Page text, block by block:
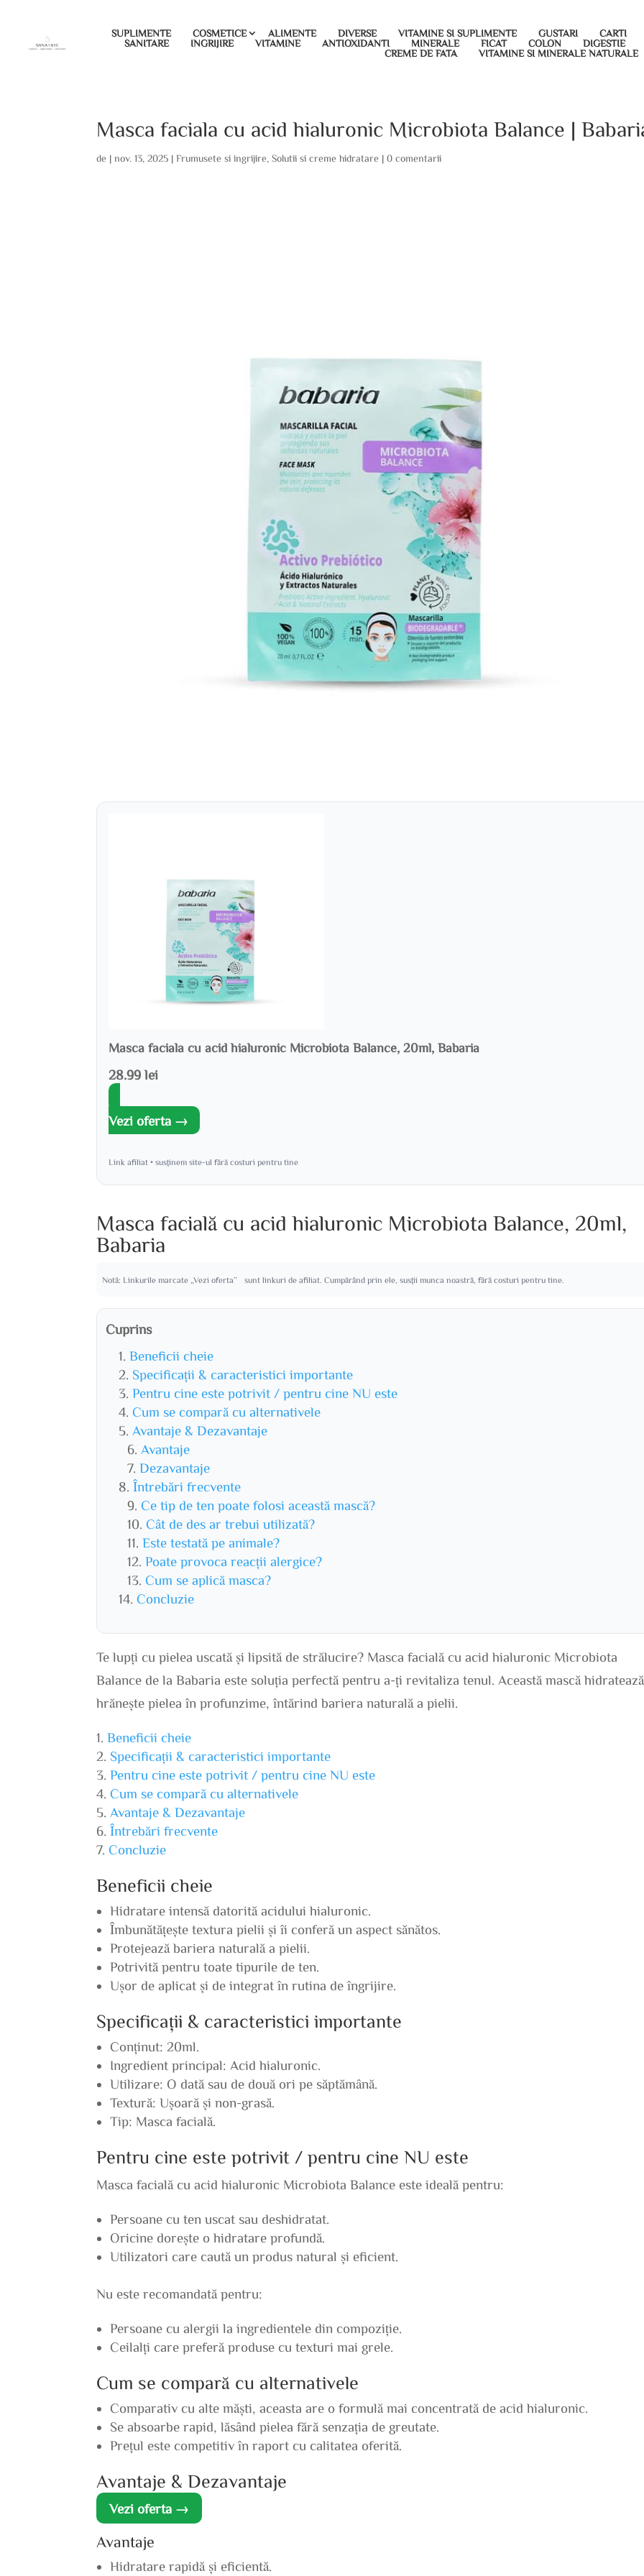
SUPLIMENTE COSMETICE ALIMENTE DIVERSE VITAMINE SI SUPLIMENTE GUSTARI
CARTI
SANITARE
INGRIJIRE VITAMINE ANTIOXIDANTI MINERALE FICAT COLON
DIGESTIE
CREME DE FATA
VITAMINE SI MINERALE NATURALE
Masca faciala cu acid hialuronic Microbiota Balance |
de |nov. 13, 2025 |Frumusete si ingrijire ,Solutii si creme hidratare |0 comentarii
Masca faciala cu acid hialuronic Microbiota Balance, 20ml, Babaria
28.99 lei
Vezi oferta →
Link afiliat • susținem site-ul fără costuri pentru tine
Masca facială cu acid hialuronic Microbiota Balance, 20ml,
Babaria
Notă: Linkurile marcate „Vezi oferta” sunt linkuri de afiliat. Cumpărând prin ele, susții munca noastră, fără costuri pentru tine.
Cuprins
Beneficii cheie
Specificații & caracteristici importante
Pentru cine este potrivit / pentru cine NU este
Cum se compară cu alternativele
Avantaje & Dezavantaje
Avantaje
Dezavantaje
Întrebări frecvente
Ce tip de ten poate folosi această mască?
Cât de des ar trebui utilizată?
Este testată pe animale?
Poate provoca reacții alergice?
Cum se aplică masca?
Concluzie
Te lupți cu pielea uscată și lipsită de strălucire? Masca facială cu acid hialuronic Microbiota
Balance de la Babaria este soluția perfectă pentru a-ți revitaliza tenul. Această mască
hrănește pielea în profunzime, întărind bariera naturală a pielii.
Beneficii cheie
Specificații & caracteristici importante
Pentru cine este potrivit / pentru cine NU este
Cum se compară cu alternativele
Avantaje & Dezavantaje
Întrebări frecvente
Concluzie
Beneficii cheie
Hidratare intensă datorită acidului hialuronic.
Îmbunătățește textura pielii și îi conferă un aspect sănătos.
Protejează bariera naturală a pielii.
Potrivită pentru toate tipurile de ten.
Ușor de aplicat și de integrat în rutina de îngrijire.
Specificații & caracteristici importante
Conținut: 20ml.
Ingredient principal: Acid hialuronic.
Utilizare: O dată sau de două ori pe săptămână.
Textură: Ușoară și non-grasă.
Tip: Masca facială.
Pentru cine este potrivit / pentru cine NU este
Masca facială cu acid hialuronic Microbiota Balance este ideală pentru:
Persoane cu ten uscat sau deshidratat.
Oricine dorește o hidratare profundă.
Utilizatori care caută un produs natural și eficient.
Nu este recomandată pentru:
Persoane cu alergii la ingredientele din compoziție.
Ceilalți care preferă produse cu texturi mai grele.
Cum se compară cu alternativele
Comparativ cu alte măști, aceasta are o formulă mai concentrată de acid hialuronic.
Se absoarbe rapid, lăsând pielea fără senzația de greutate.
Prețul este competitiv în raport cu calitatea oferită.
Avantaje & Dezavantaje
Vezi oferta →
Avantaje
Hidratare rapidă și eficientă.